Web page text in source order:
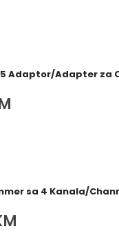
Adaptor/Adapter za
sa 4 Kanala/